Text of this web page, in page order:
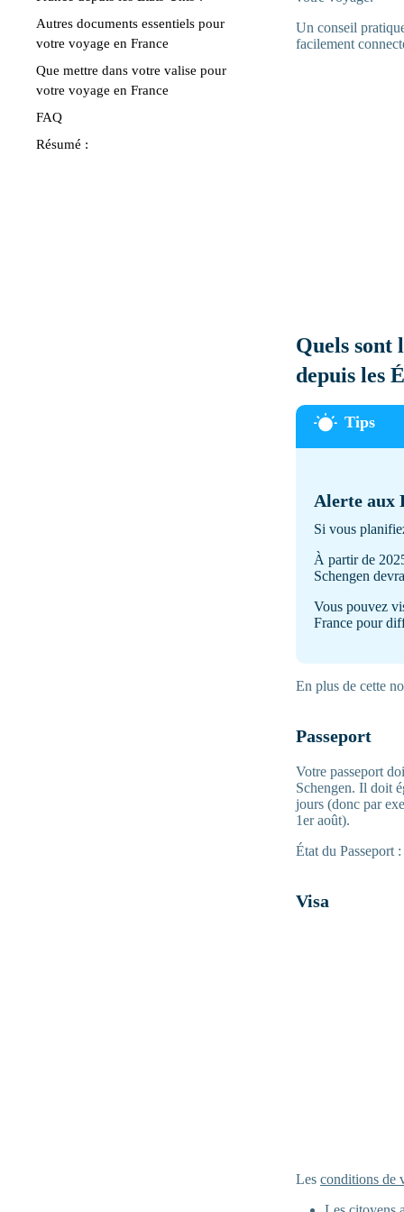
Autres documents essentiels pour
votre voyage en France
Que mettre dans votre valise pour
votre voyage en France
FAQ
Résumé :
Un conseil
facilement
Quels sont
depuis les
Alerte aux
Si vous
À partir de
Schengen
Vous pouvez
France pour
En plus de cette
Passeport
Votre passeport
Schengen. Il doit
jours (donc par
1er août).
État du Passeport
Visa
Les conditions de